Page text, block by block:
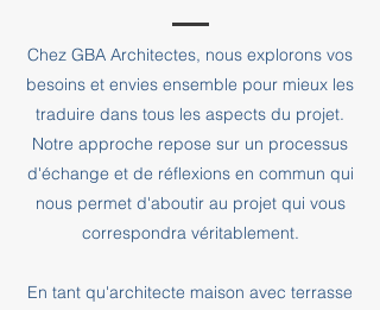
Chez GBA Architectes, nous explorons vos
besoins et envies ensemble pour mieux les
traduire dans tous les aspects du projet.
Notre approche repose sur un processus
d'échange et de réflexions en commun qui
nous permet d'aboutir au projet qui vous
correspondra véritablement.
En tant qu'architecte maison avec terrasse